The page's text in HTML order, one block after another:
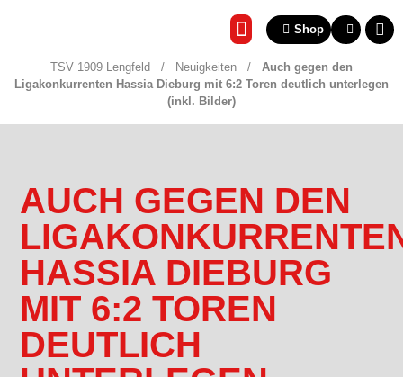
Shop
TSV 1909 Lengfeld / Neuigkeiten / Auch gegen den
Ligakonkurrenten Hassia Dieburg mit 6:2 Toren deutlich unterlegen
(inkl. Bilder)
AUCH GEGEN DEN
HASSIA DIEBURG
MIT 6:2 TOREN
DEUTLICH